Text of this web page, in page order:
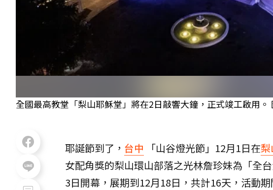
全國最高教堂「梨山耶穌堂」將在2日敲響大鐘，正式竣工啟用
耶誕節到了， 台中 「山谷燈光節」12月1日在梨
女配角獎的梨山環山部落之光林詹珍妹為「全
3日開幕，展期到12月18日，共計16天，活動